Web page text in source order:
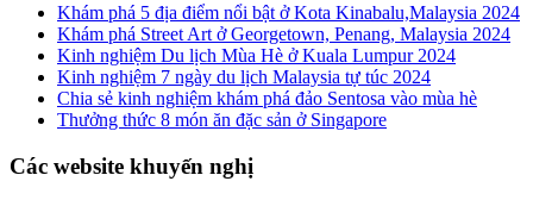
Khám phá 5 địa điểm nổi bật ở Kota Kinabalu,Malaysia 2024
Khám phá Street Art ở Georgetown, Penang, Malaysia 2024
Kinh nghiệm Du lịch Mùa Hè ở Kuala Lumpur 2024
Kinh nghiệm 7 ngày du lịch Malaysia tự túc 2024
Chia sẻ kinh nghiệm khám phá đảo Sentosa vào mùa hè
Thưởng thức 8 món ăn đặc sản ở Singapore
Các website khuyến nghị